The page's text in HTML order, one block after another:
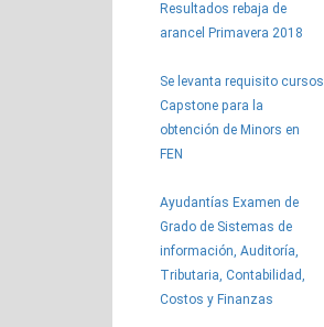
Resultados rebaja de
arancel Primavera 2018
Se levanta requisito cursos
Capstone para la
obtención de Minors en
FEN
Ayudantías Examen de
Grado de Sistemas de
información, Auditoría,
Tributaria, Contabilidad,
Costos y Finanzas